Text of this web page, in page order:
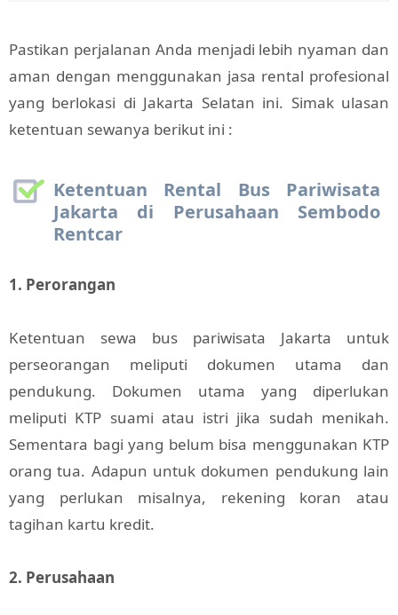
Pastikan perjalanan Anda menjadi lebih nyaman dan
aman dengan menggunakan jasa rental profesional
yang berlokasi di Jakarta Selatan ini. Simak ulasan
ketentuan sewanya berikut ini :
Ketentuan Rental Bus Pariwisata
Jakarta di Perusahaan Sembodo
Rentcar
1. Perorangan
Ketentuan sewa bus pariwisata Jakarta untuk
perseorangan meliputi dokumen utama dan
pendukung. Dokumen utama yang diperlukan
meliputi KTP suami atau istri jika sudah menikah.
Sementara bagi yang belum bisa menggunakan KTP
orang tua. Adapun untuk dokumen pendukung lain
yang perlukan misalnya, rekening koran atau
tagihan kartu kredit.
2. Perusahaan